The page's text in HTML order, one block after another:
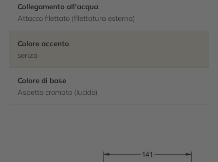
Collegamento all'acqua
Attacco filettato (filettatura esterna)
Colore accento
senza
Colore di base
Aspetto cromato (lucido)